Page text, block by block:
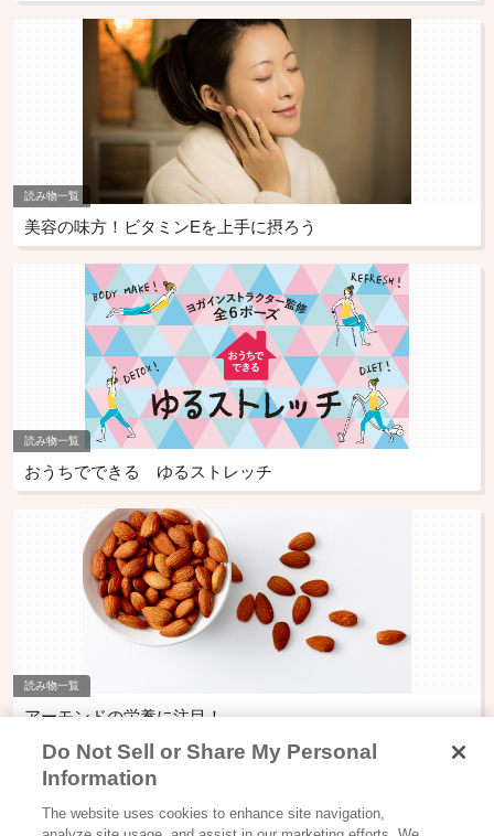
読み物一覧
美容の味方！ビタミンEを上手に摂ろう
読み物一覧
おうちでできる ゆるストレッチ
読み物一覧
アーモンドの栄養に注目！
Glicoからの最新情報を受け取る
Do Not Sell or Share My Personal
Information
The website uses cookies to enhance site navigation,